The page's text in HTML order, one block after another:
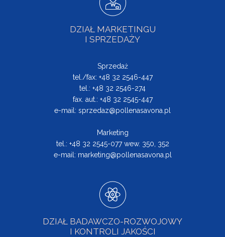
DZIAŁ MARKETINGU
I SPRZEDAŻY
Sprzedaż
tel./fax: +48 32 2546-447
tel.: +48 32 2546-274
fax. aut.: +48 32 2545-447
e-mail: sprzedaz@pollenasavona.pl
Marketing
tel.: +48 32 2545-077 wew. 350, 352
e-mail: marketing@pollenasavona.pl
DZIAŁ BADAWCZO-ROZWOJOWY
I KONTROLI JAKOŚCI